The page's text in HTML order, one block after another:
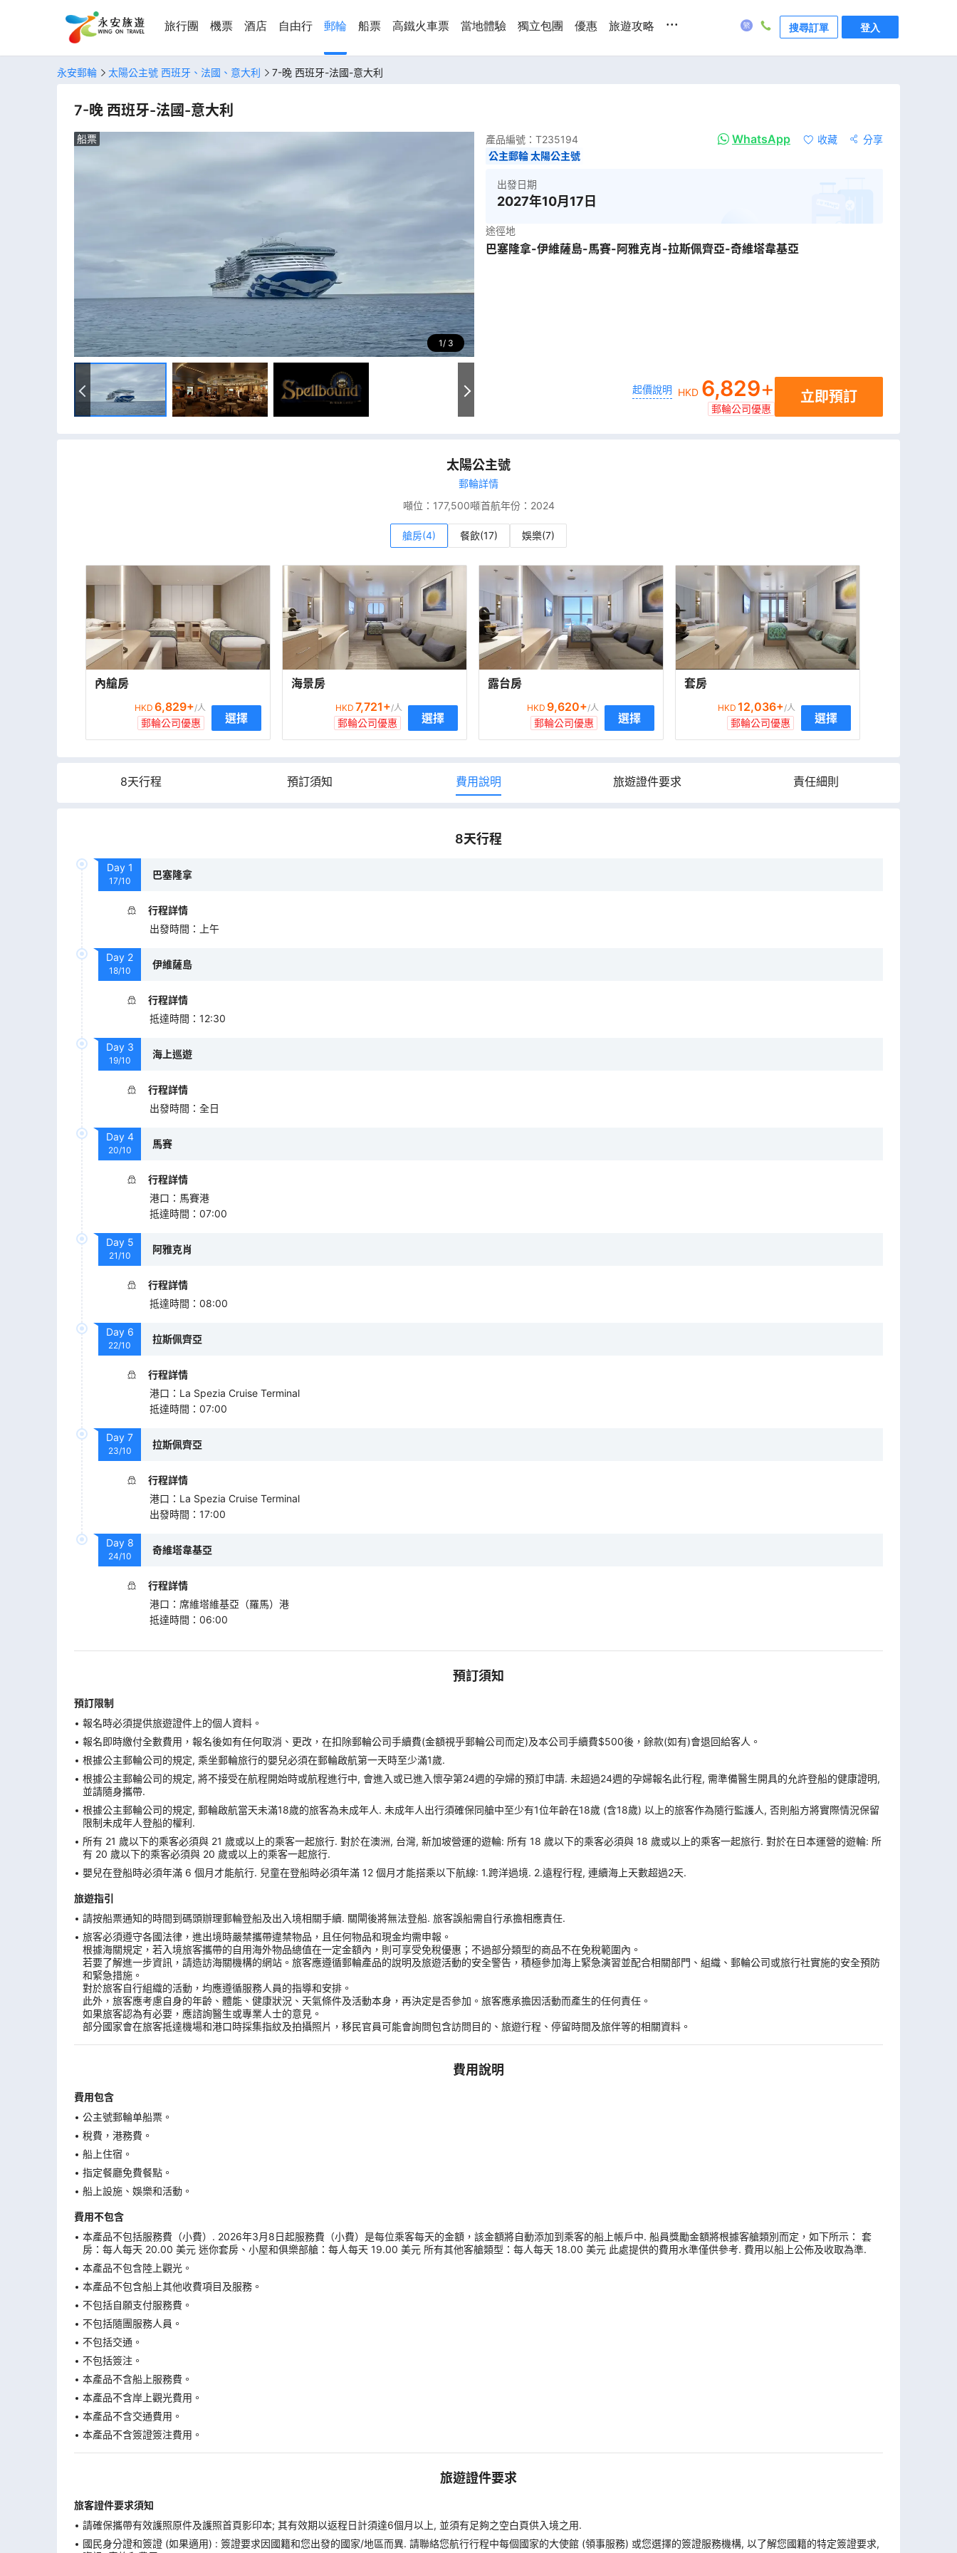
旅行團 機票 酒店 自由行 郵輪 船票 高鐵火車票 當地體驗 獨立包團 優惠 旅遊攻略 ... 搜尋訂單 登入
永安郵輪 太陽公主號 西班牙、法國、意大利 7-晚 西班牙-法國-意大利
7-晚 西班牙-法國-意大利
1 3
船票 產品編號： T235194 WhatsApp 收藏
分享
公主郵輪 太陽公主號
出發日期
2027年10月17日
途徑地
巴塞隆拿-伊維薩島-馬賽-阿雅克肖-拉斯佩齊亞-奇維塔韋基亞
起價說明 HKD 6,829+
郵輪公司優惠
立即預訂
太陽公主號
郵輪詳情
噸位： 177,500噸首航年份： 2024
艙房(4) 餐飲(17) 娛樂(7)
內艙房
HKD 6,829+/人
郵輪公司優惠 選擇
海景房
HKD 7,721+/人
郵輪公司優惠 選擇
露台房
HKD 9,620+/人
郵輪公司優惠 選擇
套房
HKD 12,036+/人
郵輪公司優惠 選擇
8天行程 預訂須知 費用說明 旅遊證件要求 責任細則
8天行程
Day 1
17/10
巴塞隆拿
行程詳情
出發時間 ： 上午
Day 2
18/10
伊維薩島
行程詳情
抵達時間 ： 12:30
Day 3
19/10
海上巡遊
行程詳情
出發時間 ： 全日
Day 4
20/10
馬賽
行程詳情
港口 ： 馬賽港
抵達時間 ： 07:00
Day 5
21/10
阿雅克肖
行程詳情
抵達時間 ： 08:00
Day 6
22/10
拉斯佩齊亞
行程詳情
港口 ： La Spezia Cruise Terminal
抵達時間 ： 07:00
Day 7
23/10
拉斯佩齊亞
行程詳情
港口 ： La Spezia Cruise Terminal
出發時間 ： 17:00
Day 8
24/10
奇維塔韋基亞
行程詳情
港口 ： 席維塔維基亞（羅馬）港
抵達時間 ： 06:00
預訂須知
預訂限制
報名時必須提供旅遊證件上的個人資料。
報名即時繳付全數費用，報名後如有任何取消、更改，在扣除郵輪公司手續費(金額視乎郵輪公司而定)及本公司手續費$500後，餘款(如有)會退回給客人。
根據公主郵輪公司的規定, 乘坐郵輪旅行的嬰兒必須在郵輪啟航第一天時至少滿1歲.
根據公主郵輪公司的規定, 將不接受在航程開始時或航程進行中, 會進入或已進入懷孕第24週的孕婦的預訂申請. 未超過24週的孕婦報名此行程, 需準備醫生開具的允許登船的健康證明,
並請隨身攜帶.
根據公主郵輪公司的規定, 郵輪啟航當天未滿18歲的旅客為未成年人. 未成年人出行須確保同艙中至少有1位年齡在18歲 (含18歲) 以上的旅客作為隨行監護人, 否則船方將實際情況保留
限制未成年人登船的權利.
所有 21 歲以下的乘客必須與 21 歲或以上的乘客一起旅行. 對於在澳洲, 台灣, 新加坡營運的遊輪: 所有 18 歲以下的乘客必須與 18 歲或以上的乘客一起旅行. 對於在日本運營的遊輪: 所
有 20 歲以下的乘客必須與 20 歲或以上的乘客一起旅行.
嬰兒在登船時必須年滿 6 個月才能航行. 兒童在登船時必須年滿 12 個月才能搭乘以下航線: 1.跨洋過境. 2.遠程行程, 連續海上天數超過2天.
旅遊指引
請按船票通知的時間到碼頭辦理郵輪登船及出入境相關手續. 關閘後將無法登船. 旅客誤船需自行承擔相應責任.
旅客必須遵守各國法律，進出境時嚴禁攜帶違禁物品，且任何物品和現金均需申報。
根據海關規定，若入境旅客攜帶的自用海外物品總值在一定金額內，則可享受免稅優惠；不過部分類型的商品不在免稅範圍內。
若要了解進一步資訊，請造訪海關機構的網站。旅客應遵循郵輪產品的說明及旅遊活動的安全警告，積極參加海上緊急演習並配合相關部門、組織、郵輪公司或旅行社實施的安全預防
和緊急措施。
對於旅客自行組織的活動，均應遵循服務人員的指導和安排。
此外，旅客應考慮自身的年齡、體能、健康狀況、天氣條件及活動本身，再決定是否參加。旅客應承擔因活動而產生的任何責任。
如果旅客認為有必要，應諮詢醫生或專業人士的意見。
部分國家會在旅客抵達機場和港口時採集指紋及拍攝照片，移民官員可能會詢問包含訪問目的、旅遊行程、停留時間及旅伴等的相關資料。
費用說明
費用包含
公主號郵輪单船票。
稅費，港務費。
船上住宿。
指定餐廳免費餐點。
船上設施、娛樂和活動。
費用不包含
本產品不包括服務費（小費）. 2026年3月8日起服務費（小費）是每位乘客每天的金額，該金額將自動添加到乘客的船上帳戶中. 船員獎勵金額將根據客艙類別而定，如下所示： 套
房：每人每天 20.00 美元 迷你套房、小屋和俱樂部艙：每人每天 19.00 美元 所有其他客艙類型：每人每天 18.00 美元 此處提供的費用水準僅供參考. 費用以船上公佈及收取為準.
本產品不包含陸上觀光。
本產品不包含船上其他收費項目及服務。
不包括自願支付服務費。
不包括隨團服務人員。
不包括交通。
不包括簽注。
本產品不含船上服務費。
本產品不含岸上觀光費用。
本產品不含交通費用。
本產品不含簽證簽注費用。
旅遊證件要求
旅客證件要求須知
請確保攜帶有效護照原件及護照首頁影印本; 其有效期以返程日計須達6個月以上, 並須有足夠之空白頁供入境之用.
國民身分證和簽證 (如果適用) : 簽證要求因國籍和您出發的國家/地區而異. 請聯絡您航行行程中每個國家的大使館 (領事服務) 或您選擇的簽證服務機構, 以了解您國籍的特定簽證要求,